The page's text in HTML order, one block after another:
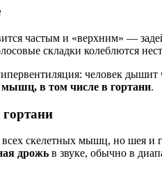
частым и «верхним» —
складки колеблются
человек
мышц, в том числе в гортани.
скелетных мышц, но шея и
дрожь в звуке, обычно в